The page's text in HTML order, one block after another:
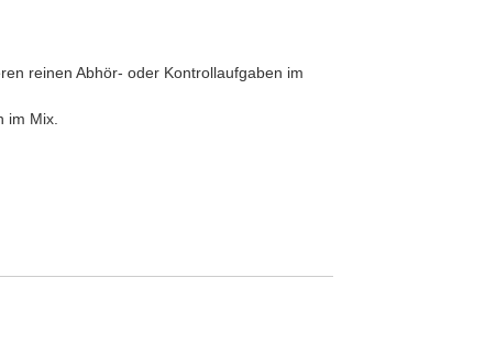
reinen Abhör- oder Kontrollaufgaben im
im Mix.